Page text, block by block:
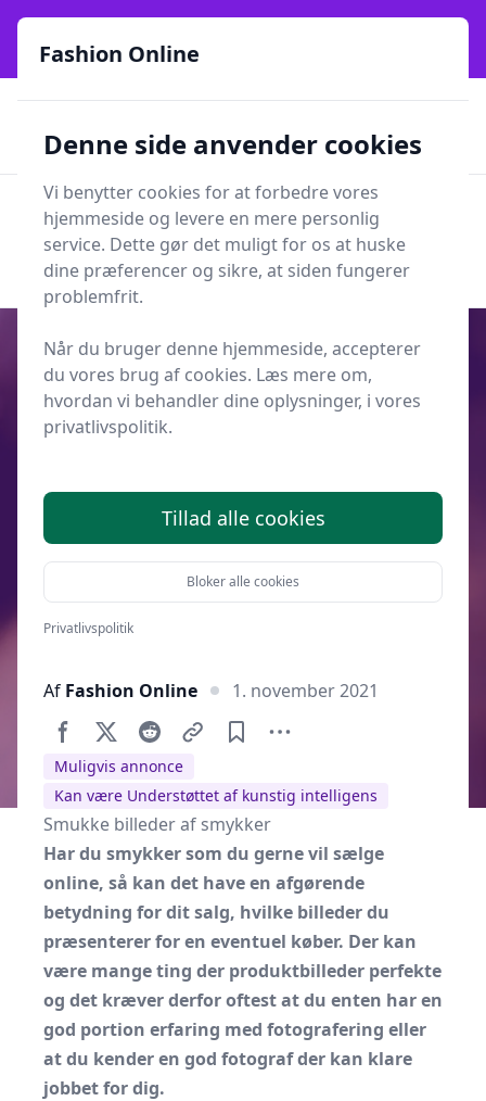
Fashion Online - Din genvej til stil, trends og smarte fund
online siden 2017
Lynhurtig levering ⭐⭐⭐⭐⭐✨981 forskellige produkttyper
Fashion Online
Søg
Udgivet iMode
Af Fashion Online 1. november 2021
Muligvis annonce
Kan være Understøttet af kunstig intelligens
Smukke billeder af smykker
Har du smykker som du gerne vil sælge
online, så kan det have en afgørende
betydning for dit salg, hvilke billeder du
præsenterer for en eventuel køber. Der kan
være mange ting der produktbilleder perfekte
og det kræver derfor oftest at du enten har en
god portion erfaring med fotografering eller
at du kender en god fotograf der kan klare
jobbet for dig.
Fashion Online
Denne side anvender cookies
Vi benytter cookies for at forbedre vores
hjemmeside og levere en mere personlig
service. Dette gør det muligt for os at huske
dine præferencer og sikre, at siden fungerer
problemfrit.
Når du bruger denne hjemmeside, accepterer
du vores brug af cookies. Læs mere om,
hvordan vi behandler dine oplysninger, i vores
privatlivspolitik.
Tillad alle cookies
Bloker alle cookies
Privatlivspolitik